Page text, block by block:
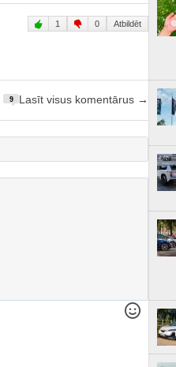
1 0 Atbildēt
9 Lasīt visus komentārus →